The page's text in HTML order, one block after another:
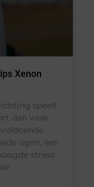
Xenon
speelt
dan vaak
ogen, een
stress